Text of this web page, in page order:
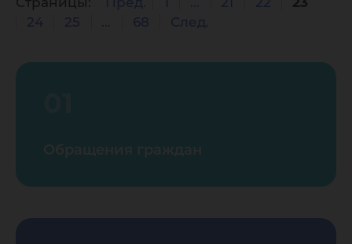
24
25 68 След.